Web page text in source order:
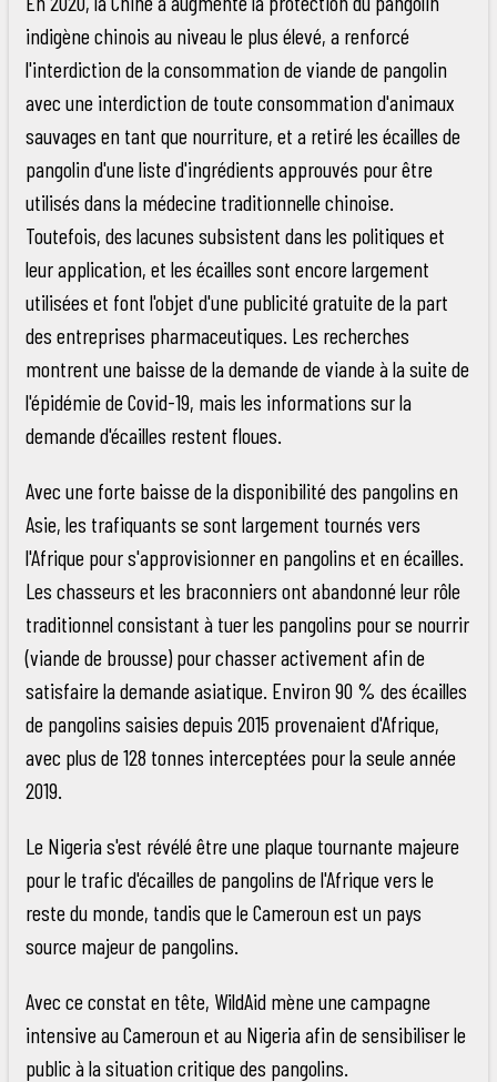
indigène chinois au niveau le plus élevé, a renforcé
l'interdiction de la consommation de viande de pangolin
avec une interdiction de toute consommation d'animaux
sauvages en tant que nourriture, et a retiré les écailles de
pangolin d'une liste d'ingrédients approuvés pour être
utilisés dans la médecine traditionnelle chinoise.
Toutefois, des lacunes subsistent dans les politiques et
leur application, et les écailles sont encore largement
utilisées et font l'objet d'une publicité gratuite de la part
des entreprises pharmaceutiques. Les recherches
montrent une baisse de la demande de viande à la suite de
l'épidémie de Covid-19, mais les informations sur la
demande d'écailles restent floues.
Avec une forte baisse de la disponibilité des pangolins en
Asie, les trafiquants se sont largement tournés vers
l'Afrique pour s'approvisionner en pangolins et en écailles.
Les chasseurs et les braconniers ont abandonné leur rôle
traditionnel consistant à tuer les pangolins pour se nourrir
(viande de brousse) pour chasser activement afin de
satisfaire la demande asiatique. Environ 90 % des écailles
de pangolins saisies depuis 2015 provenaient d'Afrique,
avec plus de 128 tonnes interceptées pour la seule année
2019.
Le Nigeria s'est révélé être une plaque tournante majeure
pour le trafic d'écailles de pangolins de l'Afrique vers le
reste du monde, tandis que le Cameroun est un pays
source majeur de pangolins.
Avec ce constat en tête, WildAid mène une campagne
intensive au Cameroun et au Nigeria afin de sensibiliser le
public à la situation critique des pangolins.